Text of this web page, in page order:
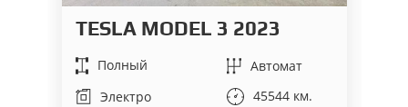
TESLA MODEL 3 2023
Полный
Автомат
Электро
45544 км.